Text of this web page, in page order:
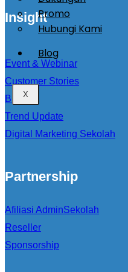
Promo
Hubungi Kami
Blog
X
Insight
Event & Webinar
Customer Stories
Blog
Trend Update
Digital Marketing Sekolah
Partnership
Afiliasi AdminSekolah
Reseller
Sponsorship